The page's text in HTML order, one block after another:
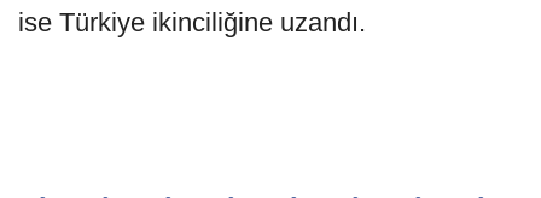
ise Türkiye ikinciliğine uzandı.